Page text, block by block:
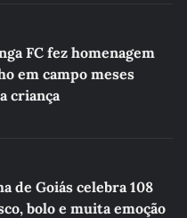
FC fez homenagem
em campo meses
criança
de Goiás celebra 108
bolo e muita emoção